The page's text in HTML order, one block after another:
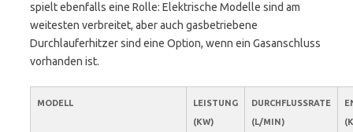
spielt ebenfalls eine Rolle: Elektrische Modelle sind am
weitesten verbreitet, aber auch gasbetriebene
Durchlauferhitzer sind eine Option, wenn ein Gasanschluss
vorhanden ist.
MODELL
LEISTUNG
(KW)
DURCHFLUSSRATE
(L/MIN)